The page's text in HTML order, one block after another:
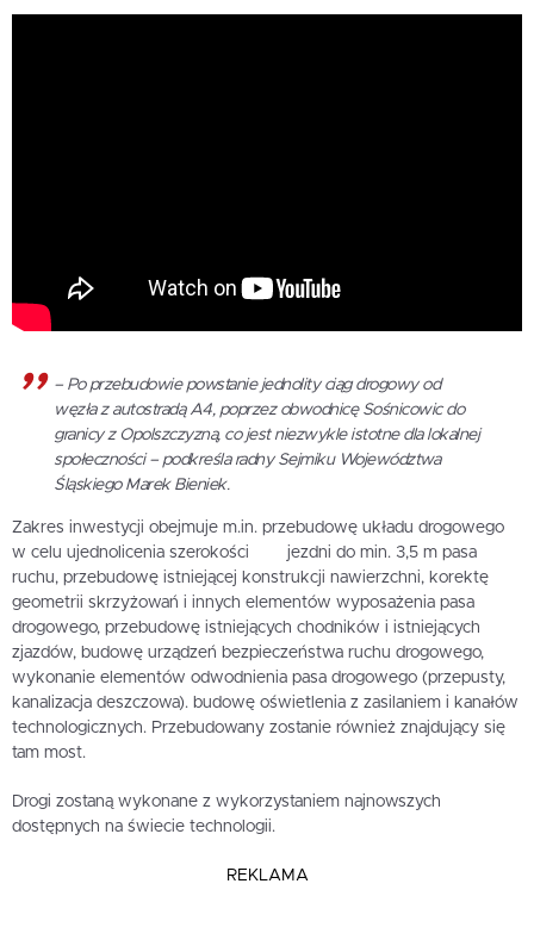
– Po przebudowie powstanie jednolity ciąg drogowy od
węzła z autostradą A4, poprzez obwodnicę Sośnicowic do
granicy z Opolszczyzną, co jest niezwykle istotne dla lokalnej
społeczności – podkreśla radny Sejmiku Województwa
Śląskiego Marek Bieniek.
Zakres inwestycji obejmuje m.in. przebudowę układu drogowego
w celu ujednolicenia szerokości jezdni do min. 3,5 m pasa
ruchu, przebudowę istniejącej konstrukcji nawierzchni, korektę
geometrii skrzyżowań i innych elementów wyposażenia pasa
drogowego, przebudowę istniejących chodników i istniejących
zjazdów, budowę urządzeń bezpieczeństwa ruchu drogowego,
wykonanie elementów odwodnienia pasa drogowego (przepusty,
kanalizacja deszczowa). budowę oświetlenia z zasilaniem i kanałów
technologicznych. Przebudowany zostanie również znajdujący się
tam most.
Drogi zostaną wykonane z wykorzystaniem najnowszych
dostępnych na świecie technologii.
REKLAMA